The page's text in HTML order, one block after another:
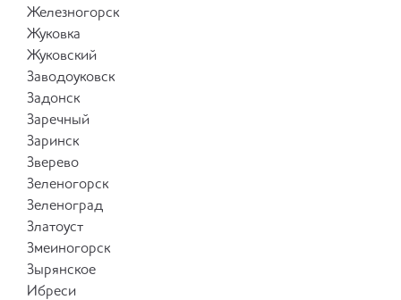
Железногорск
Жуковка
Жуковский
Заводоуковск
Задонск
Заречный
Заринск
Зверево
Зеленогорск
Зеленоград
Златоуст
Змеиногорск
Зырянское
Ибреси